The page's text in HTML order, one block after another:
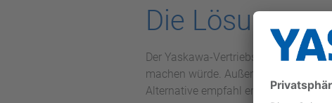
Die Lösung
Der Yaskawa-Vertriebspartner
machen würde. Außerdem würde
Alternative empfahl er daher eine